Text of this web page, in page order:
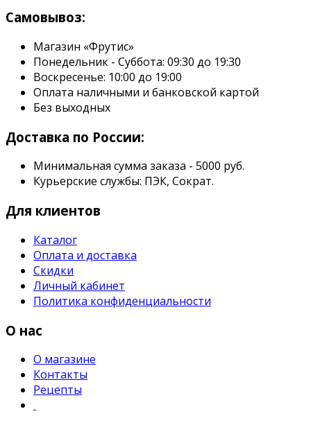
Самовывоз:
Магазин «Фрутис»
Понедельник - Суббота: 09:30 до 19:30
Воскресенье: 10:00 до 19:00
Оплата наличными и банковской картой
Без выходных
Доставка по России:
Минимальная сумма заказа - 5000 руб.
Курьерские службы: ПЭК, Сократ.
Для клиентов
Каталог
Оплата и доставка
Скидки
Личный кабинет
Политика конфиденциальности
О нас
О магазине
Контакты
Рецепты